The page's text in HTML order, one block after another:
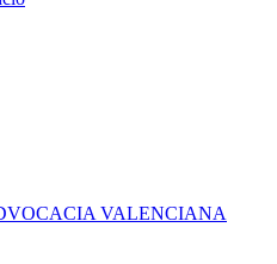
VALENCIANA